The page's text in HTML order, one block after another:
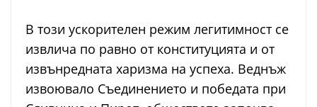
В този ускорителен режим легитимност се
извлича по равно от конституцията и от
извънредната харизма на успеха. Веднъж
извоювало Съединението и победата при